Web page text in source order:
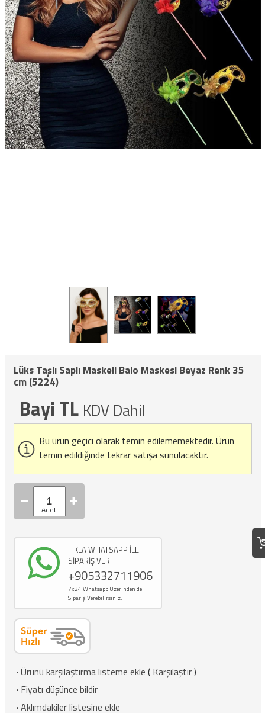
Lüks Taşlı Saplı Maskeli Balo Maskesi Beyaz Renk 35
cm (5224)
Bayi TL KDV Dahil
Bu ürün geçici olarak temin edilememektedir. Ürün
temin edildiğinde tekrar satışa sunulacaktır.
TIKLA WHATSAPP İLE
SİPARİŞ VER
+905332711906
7x24 Whatsapp Üzerinden de
Sipariş Verebilirsiniz.
·Ürünü karşılaştırma listeme ekle ( Karşılaştır)
· Fiyatı düşünce bildir
·Aklımdakiler listesine ekle